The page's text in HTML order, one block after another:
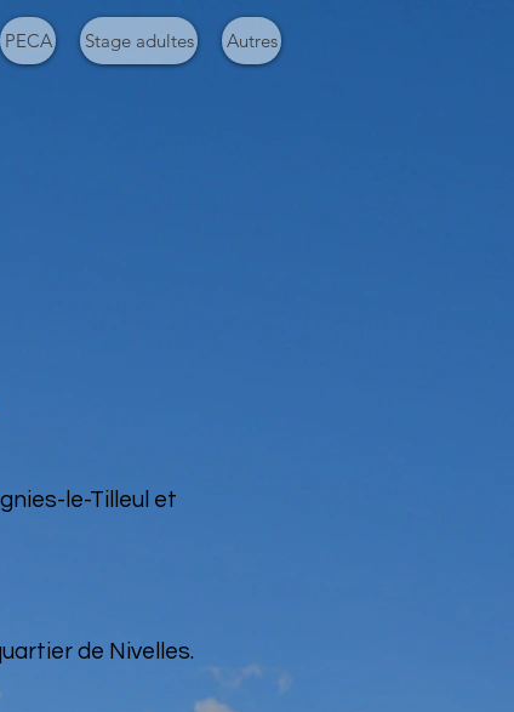
PECA Stage adultes Autres
le-Tilleul et
de Nivelles.